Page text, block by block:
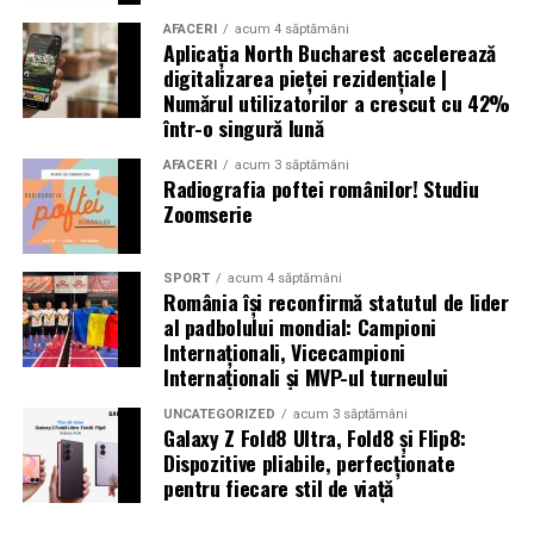
altele au fost date dispărute. Peste 300.000 de oameni
au rămas fără locuințe în urma exploziilor devastatoare.
Autoritățile din Liban au decretat trei zile de doliu
național
Aniversări – Comemorări
– Sf. Ioan Maria Vianney, preot (Calendarul Romano-
Catolic 2026)
– 1807: S-a născut Constantin Lecca, pictor, tipograf,
editor, scriitor, traducător şi profesor; ctitorul primei
AFACERI acum 4 săptămâni
Aplicația North Bucharest accelerează
digitalizarea pieței rezidențiale |
Numărul utilizatorilor a crescut cu 42%
într-o singură lună
AFACERI acum 3 săptămâni
Radiografia poftei românilor! Studiu
Zoomserie
SPORT acum 4 săptămâni
România își reconfirmă statutul de lider
al padbolului mondial: Campioni
Internaționali, Vicecampioni
Internaționali și MVP-ul turneului
UNCATEGORIZED acum 3 săptămâni
Galaxy Z Fold8 Ultra, Fold8 și Flip8:
Dispozitive pliabile, perfecționate
pentru fiecare stil de viață